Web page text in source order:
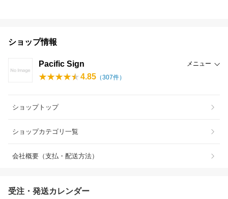
ショップ情報
Pacific Sign メニュー
4.85 （307件）
ショップトップ
ショップカテゴリ一覧
会社概要（支払・配送方法）
受注・発送カレンダー